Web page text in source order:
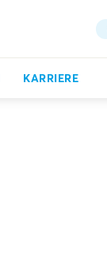
KARRIERE